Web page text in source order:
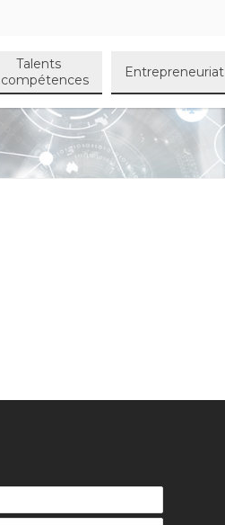
Talents
compétences
Entrepreneuriat